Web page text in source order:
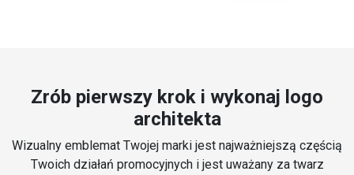
Zrób pierwszy krok i wykonaj logo
architekta
Wizualny emblemat Twojej marki jest najważniejszą częścią
Twoich działań promocyjnych i jest uważany za twarz